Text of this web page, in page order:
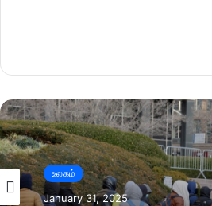
உலகம்
January 31, 2025